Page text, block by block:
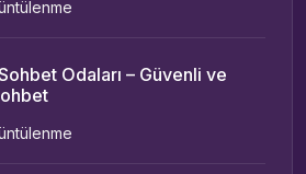
Odaları – Güvenli ve